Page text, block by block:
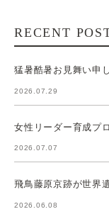
RECENT
猛暑酷暑お見舞い申
2026.07.29
女性リーダー育成プ
2026.07.07
飛鳥藤原京跡が世界
2026.06.08